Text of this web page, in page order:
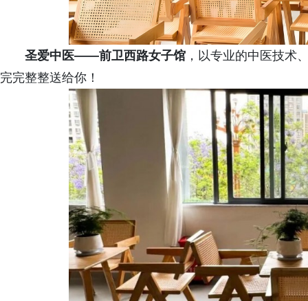
圣爱中医——前卫西路女子馆 ，以专业的中医技术
完完整整送给你！